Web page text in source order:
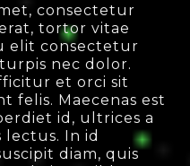
consectetur
tortor vitae
elit consectetur
nec dolor.
et orci sit
felis. Maecenas est
id, ultrices a
lectus. In id
diam, quis